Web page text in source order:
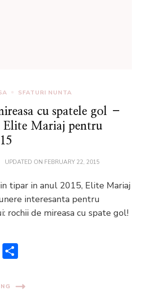
SFATURI NUNTA
cu spatele gol –
Elite Mariaj pentru
UPDATED ON FEBRUARY 22, 2015
tipar in anul 2015, Elite Mariaj
interesanta pentru
rochii de mireasa cu spate gol!
Twitter